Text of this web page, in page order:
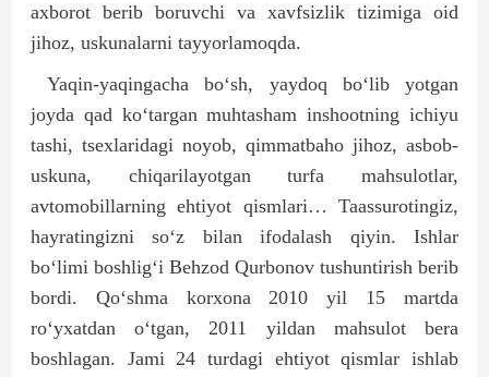
axborot berib boruvchi va xavfsizlik tizimiga oid
jihoz, uskunalarni tayyorlamoqda.
Yaqin-yaqingacha bo‘sh, yaydoq bo‘lib yotgan
joyda qad ko‘targan muhtasham inshootning ichiyu
tashi, tsexlaridagi noyob, qimmatbaho jihoz, asbob-
uskuna, chiqarilayotgan turfa mahsulotlar,
avtomobillarning ehtiyot qismlari… Taassurotingiz,
hayratingizni so‘z bilan ifodalash qiyin. Ishlar
bo‘limi boshlig‘i Behzod Qurbonov tushuntirish berib
bordi. Qo‘shma korxona 2010 yil 15 martda
ro‘yxatdan o‘tgan, 2011 yildan mahsulot bera
boshlagan. Jami 24 turdagi ehtiyot qismlar ishlab